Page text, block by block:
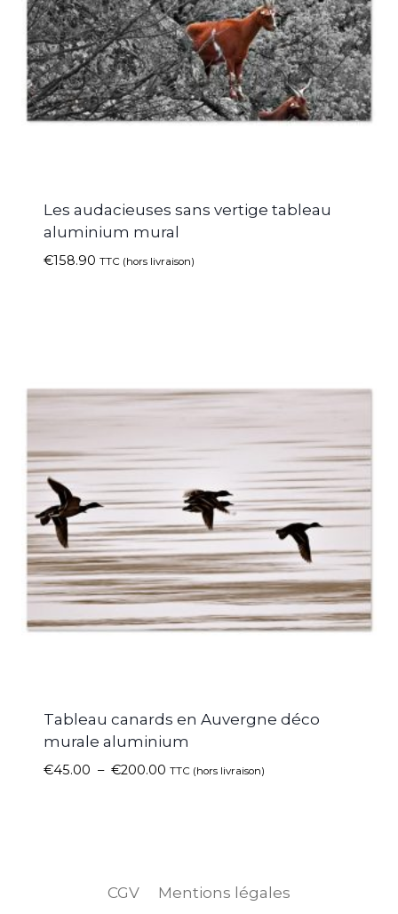
Les audacieuses sans vertige tableau
aluminium mural
€158.90 TTC (hors livraison)
Tableau canards en Auvergne déco
murale aluminium
€45.00 – €200.00 TTC (hors livraison)
CGV
Mentions légales